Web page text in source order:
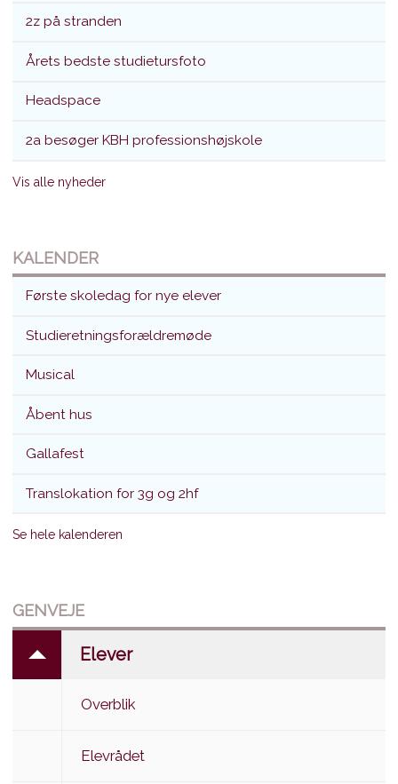
2z på stranden
Årets bedste studietursfoto
Headspace
2a besøger KBH professionshøjskole
Vis alle nyheder
KALENDER
Første skoledag for nye elever
Studieretningsforældremøde
Musical
Åbent hus
Gallafest
Translokation for 3g og 2hf
Se hele kalenderen
GENVEJE
Elever
Overblik
Elevrådet